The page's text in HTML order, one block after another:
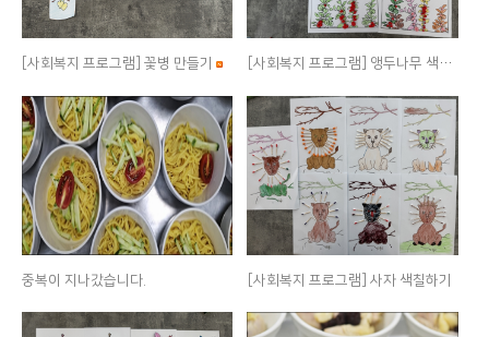
[사회복지 프로그램] 꽃병 만들기 [사회복지 프로그램] 앵두나무 색칠하기
중복이 지나갔습니다. [사회복지 프로그램] 사자 색칠하기